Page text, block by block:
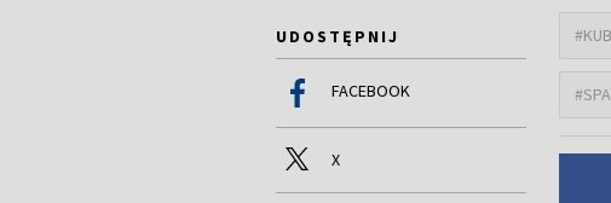
UDOSTĘPNIJ
FACEBOOK
X